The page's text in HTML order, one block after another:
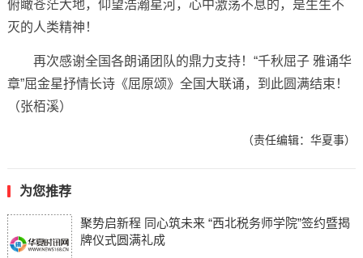
俯瞰苍茫大地，仰望浩瀚星河，心中激荡不息的，是生生不
灭的人类精神！
再次感谢全国各朗诵团队的鼎力支持！“千秋屈子 雅诵华
章”屈金星抒情长诗《屈原颂》全国大联诵，到此圆满结束！
（张栢溪）
（责任编辑：华夏事）
为您推荐
聚势启新程 同心筑未来 “西北税务师学院”签约暨揭
牌仪式圆满礼成